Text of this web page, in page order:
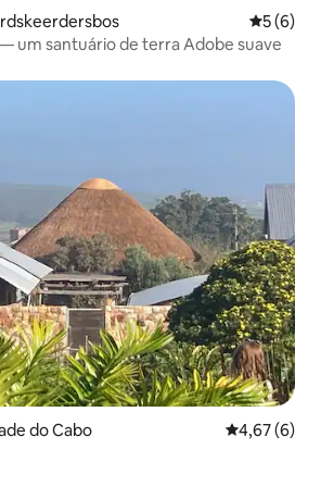
5 de
5 (6)
um santuário de terra Adobe suave
do Cabo 4,67 de uma
4,67 (6)